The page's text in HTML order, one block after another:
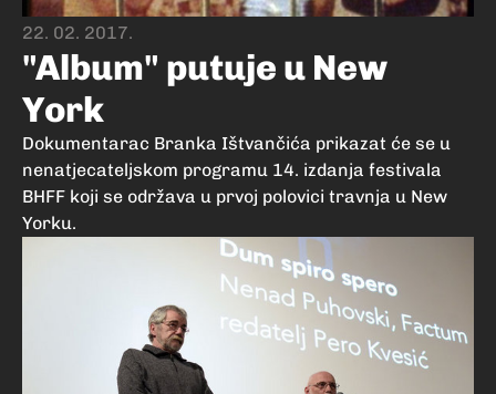
22. 02. 2017.
"Album" putuje u New
York
Dokumentarac Branka Ištvančića prikazat će se u
nenatjecateljskom programu 14. izdanja festivala
BHFF koji se održava u prvoj polovici travnja u New
Yorku.